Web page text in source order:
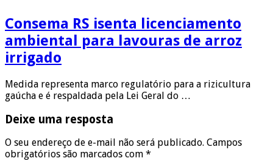
Consema RS isenta licenciamento
ambiental para lavouras de arroz
irrigado
Medida representa marco regulatório para a rizicultura
gaúcha e é respaldada pela Lei Geral do …
Deixe uma resposta
O seu endereço de e-mail não será publicado. Campos
obrigatórios são marcados com *